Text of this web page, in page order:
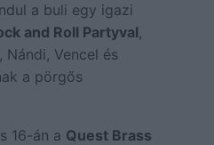
a buli egy igazi
and Roll Partyval,
Vencel és
a pörgős
16-án a Quest Brass